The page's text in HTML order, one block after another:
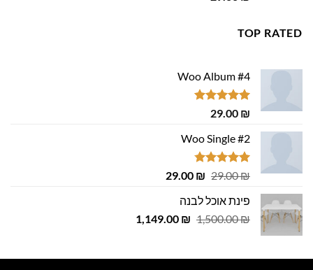
TOP RATED
Woo Album #4
דורג5.00
29.00 ₪
Woo Single #2
דורג4.75
29.00₪
המחיר
היה:
29.00 ₪.
29.00 ₪
המחיר
29.00 ₪.
פינת אוכל לבנה
1,500.00₪
המחיר
1,500.00 ₪.
1,149.00 ₪
המחיר
1,149.00 ₪.